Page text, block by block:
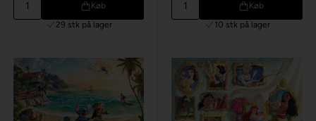
Køb
29 stk på lager
Køb
10 stk på lager